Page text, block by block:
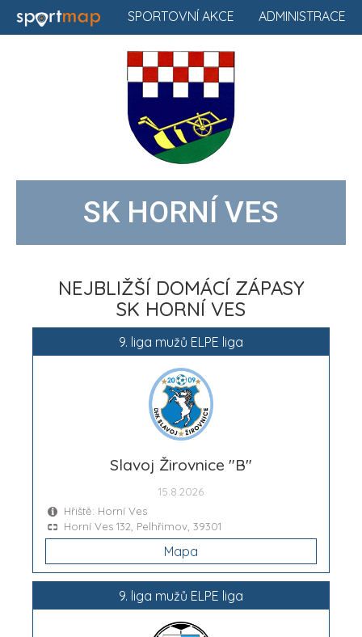
ADMINISTRACE
SPORTOVNÍ AKCE
SK HORNÍ VES
NEJBLIŽŠÍ DOMÁCÍ ZÁPASY
SK HORNÍ VES
9. liga mužů ELPE liga
Slavoj Žirovnice "B"
15.8.2026
Hřiště: Horní Ves
Horní Ves 132, Pelhřimov, 39301
Mapa
9. liga mužů ELPE liga